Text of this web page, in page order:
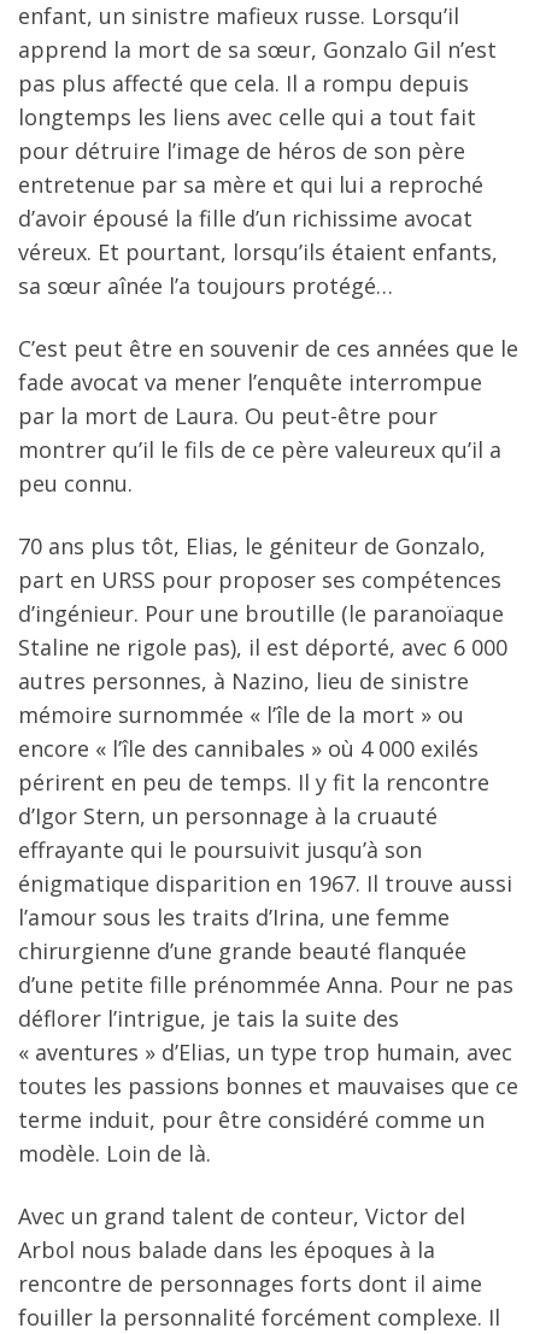
enfant, un sinistre mafieux russe. Lorsqu’il
apprend la mort de sa sœur, Gonzalo Gil n’est
pas plus affecté que cela. Il a rompu depuis
longtemps les liens avec celle qui a tout fait
pour détruire l’image de héros de son père
entretenue par sa mère et qui lui a reproché
d’avoir épousé la fille d’un richissime avocat
véreux. Et pourtant, lorsqu’ils étaient enfants,
sa sœur aînée l’a toujours protégé…
C’est peut être en souvenir de ces années que le
fade avocat va mener l’enquête interrompue
par la mort de Laura. Ou peut-être pour
montrer qu’il le fils de ce père valeureux qu’il a
peu connu.
70 ans plus tôt, Elias, le géniteur de Gonzalo,
part en URSS pour proposer ses compétences
d’ingénieur. Pour une broutille (le paranoïaque
Staline ne rigole pas), il est déporté, avec 6 000
autres personnes, à Nazino, lieu de sinistre
mémoire surnommée « l’île de la mort » ou
encore « l’île des cannibales » où 4 000 exilés
périrent en peu de temps. Il y fit la rencontre
d’Igor Stern, un personnage à la cruauté
effrayante qui le poursuivit jusqu’à son
énigmatique disparition en 1967. Il trouve aussi
l’amour sous les traits d’Irina, une femme
chirurgienne d’une grande beauté flanquée
d’une petite fille prénommée Anna. Pour ne pas
déflorer l’intrigue, je tais la suite des
« aventures » d’Elias, un type trop humain, avec
toutes les passions bonnes et mauvaises que ce
terme induit, pour être considéré comme un
modèle. Loin de là.
Avec un grand talent de conteur, Victor del
Arbol nous balade dans les époques à la
rencontre de personnages forts dont il aime
fouiller la personnalité forcément complexe. Il